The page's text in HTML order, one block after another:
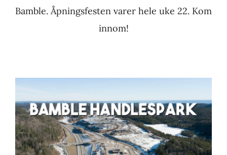
Bamble. Åpningsfesten varer hele uke 22. Kom
innom!